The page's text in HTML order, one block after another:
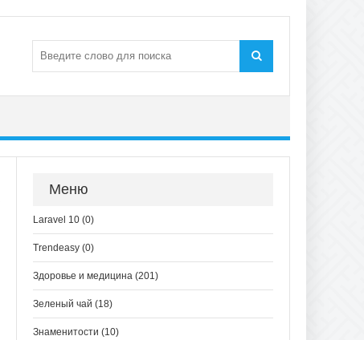
Меню
Laravel 10 (0)
Trendeasy (0)
Здоровье и медицина (201)
Зеленый чай (18)
Знаменитости (10)